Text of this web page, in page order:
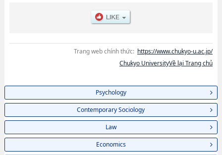
SciencehoặcNgành Global Studies (Global Liberal Studies), thông tin về
từng ngành học, thông tin liên quan đến thi tuyển như số lượng tuyển sinh,
Trang web chính thức: https://www.chukyo-u.ac.jp/
Chukyo UniversityVề lại Trang chủ
Psychology
Contemporary Sociology
Law
Economics